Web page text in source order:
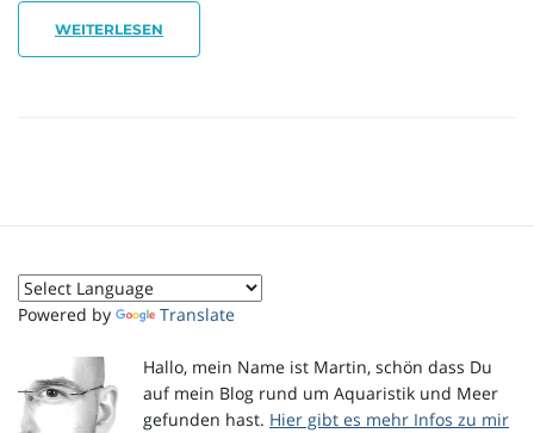
t
WEITERLESEN
Powered by Translate
Hallo, mein Name ist Martin, schön dass Du
auf mein Blog rund um Aquaristik und Meer
gefunden hast. Hier gibt es mehr Infos zu mir